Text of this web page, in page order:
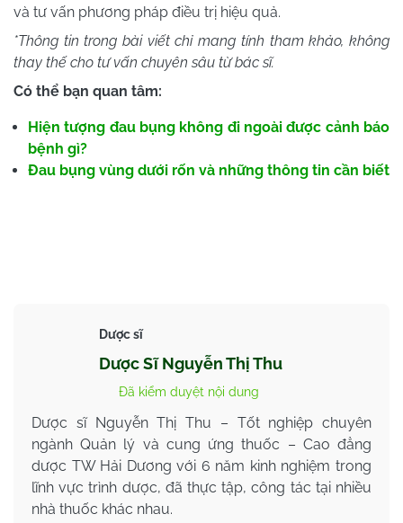
và tư vấn phương pháp điều trị hiệu quả.
*Thông tin trong bài viết chỉ mang tính tham khảo, không
thay thế cho tư vấn chuyên sâu từ bác sĩ.
Có thể bạn quan tâm:
Hiện tượng đau bụng không đi ngoài được cảnh báo
bệnh gì?
Đau bụng vùng dưới rốn và những thông tin cần biết
Dược sĩ
Dược Sĩ Nguyễn Thị Thu
Đã kiểm duyệt nội dung
Dược sĩ Nguyễn Thị Thu – Tốt nghiệp chuyên
ngành Quản lý và cung ứng thuốc – Cao đẳng
dược TW Hải Dương với 6 năm kinh nghiệm trong
lĩnh vực trình dược, đã thực tập, công tác tại nhiều
nhà thuốc khác nhau.